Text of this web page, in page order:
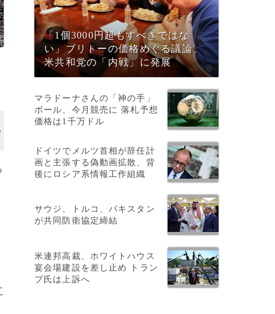
「1個3000円超もすべきではな
い」ブリトーの価格めぐる議論、
米共和党の「内戦」に発展
マラドーナさんの「神の手」
ボール、今月競売に 落札予想
価格は1千万ドル
ドイツでメルツ首相が辞任計
画と主張する偽動画拡散、背
後にロシア系情報工作組織
サウジ、トルコ、パキスタン
が共同防衛協定締結
米連邦高裁、ホワイトハウス
宴会場建設を差し止め トラン
プ氏は上訴へ